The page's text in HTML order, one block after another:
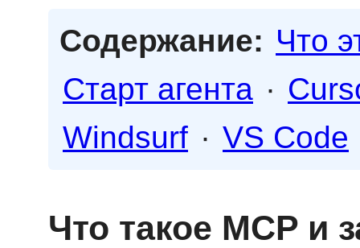
Содержание: Что
Старт агента ·
Windsurf · VS Code
Что такое MCP и